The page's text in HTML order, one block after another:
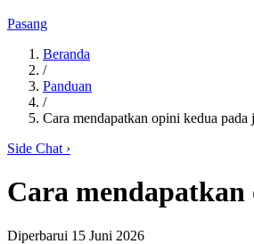
Pasang
Beranda
/
Panduan
/
Cara mendapatkan opini kedua
Side Chat ›
Cara
Diperbarui 15 Juni 2026